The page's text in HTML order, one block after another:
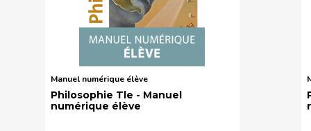
Manuel numérique élève
Philosophie Tle - Manuel
numérique élève